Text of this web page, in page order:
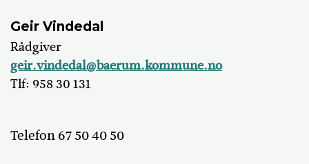
Geir Vindedal
Rådgiver
geir.vindedal@baerum.kommune.no
Tlf: 958 30 131
Telefon 67 50 40 50